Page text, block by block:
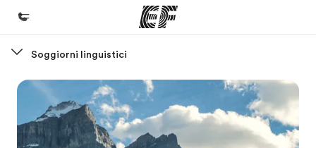
Benvenuto alla EF
Programmi
Vedi la nostra offerta
Soggiorni linguistici